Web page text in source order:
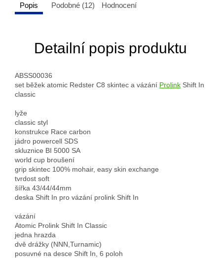
Popis Podobné (12) Hodnocení
Detailní popis produktu
ABSS00036
set běžek atomic Redster C8 skintec a vázání Prolink Shift In
classic
lyže
classic styl
konstrukce Race carbon
jádro powercell SDS
skluznice BI 5000 SA
world cup broušení
grip skintec 100% mohair, easy skin exchange
tvrdost soft
šířka 43/44/44mm
deska Shift In pro vázání prolink Shift In
vázání
Atomic Prolink Shift In Classic
jedna hrazda
dvě drážky (NNN,Turnamic)
posuvné na desce Shift In, 6 poloh